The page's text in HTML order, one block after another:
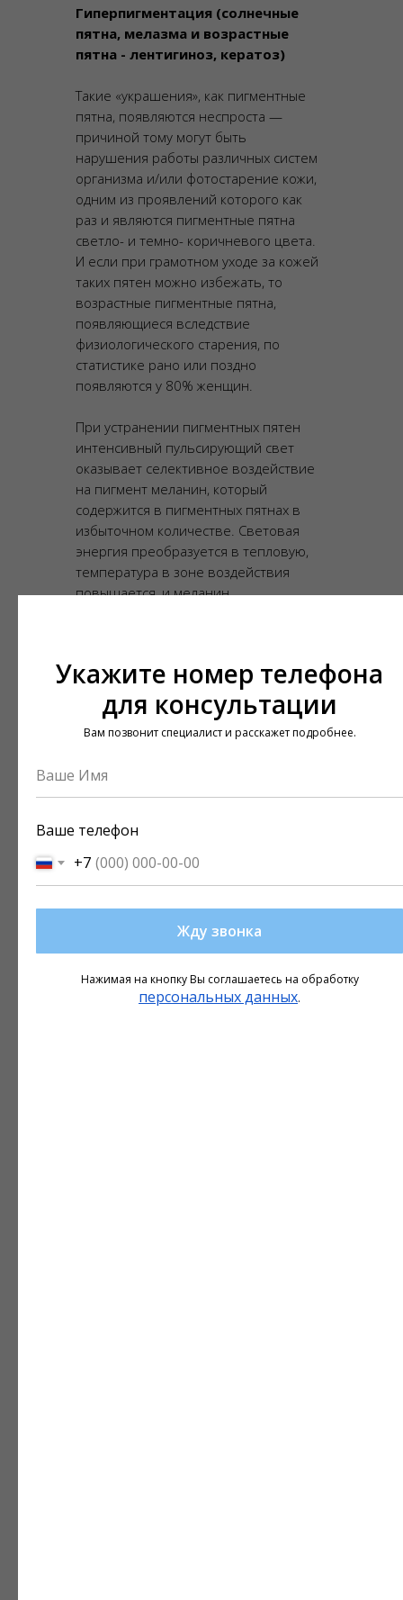
Гиперпигментация (солнечные
пятна, мелазма и возрастные
пятна - лентигиноз, кератоз)
Такие «украшения», как пигментные
пятна, появляются неспроста —
причиной тому могут быть
нарушения работы различных систем
организма и/или фотостарение кожи,
одним из проявлений которого как
раз и являются пигментные пятна
светло- и темно- коричневого цвета.
И если при грамотном уходе за кожей
таких пятен можно избежать, то
возрастные пигментные пятна,
появляющиеся вследствие
физиологического старения, по
статистике рано или поздно
появляются у 80% женщин.
При устранении пигментных пятен
интенсивный пульсирующий свет
оказывает селективное воздействие
на пигмент меланин, который
содержится в пигментных пятнах в
избыточном количестве. Световая
энергия преобразуется в тепловую,
температура в зоне воздействия
повышается, и меланин
При лечении акне интенсивный
Укажите номер телефона
для консультации
Вам позвонит специалист и расскажет подробнее.
Ваше телефон
+7
Жду звонка
Нажимая на кнопку Вы соглашаетесь на обработку
персональных данных.